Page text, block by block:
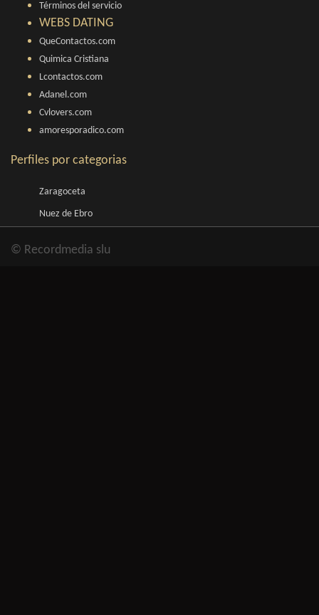
Términos del servicio
WEBS DATING
QueContactos.com
Quimica Cristiana
Lcontactos.com
Adanel.com
Cvlovers.com
amoresporadico.com
Perfiles por categorias
Zaragoceta
Nuez de Ebro
© Recordmedia slu